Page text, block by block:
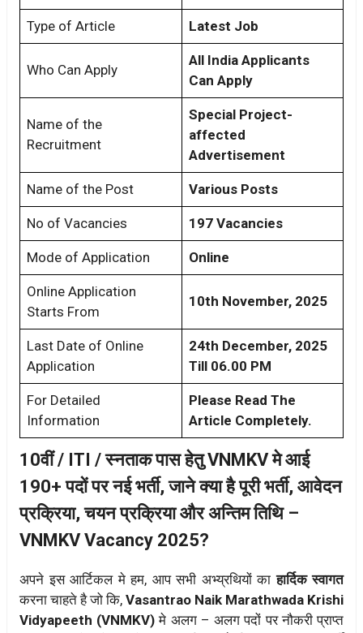
Type of Article Latest Job
Who Can Apply
All India Applicants
Can Apply
Name of the
Recruitment
Special Project-
affected
Advertisement
Name of the Post Various Posts
No of Vacancies 197 Vacancies
Mode of Application Online
Online Application
Starts From
10th November, 2025
Last Date of Online
Application
24th December, 2025
Till 06.00 PM
For Detailed
Information
Please Read The
Article Completely.
10वीं / ITI / स्नताक पास हेतु VNMKV मे आई
190+ पदों पर नई भर्ती, जाने क्या है पूरी भर्ती, आवेदन
प्रक्रिया, चयन प्रक्रिया और अन्तिम तिथि –
VNMKV Vacancy 2025?
अपने इस आर्टिकल मे हम, आप सभी अभ्य्रथियों काहार्दिक स्वागत
करना चाहते है जो कि, Vasantrao Naik Marathwada Krishi
Vidyapeeth (VNMKV)मे अलग – अलग पदों पर नौकरी प्राप्त